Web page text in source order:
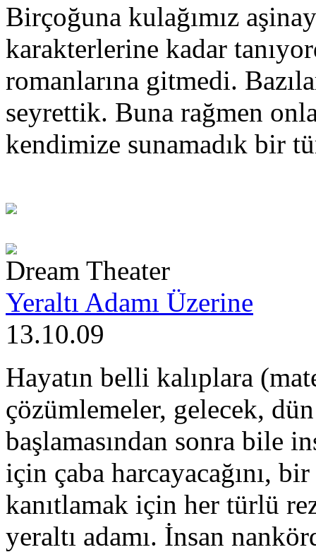
Birçoğuna kulağımız
karakterlerine kadar
romanlarına gitmedi.
seyrettik. Buna rağmen
kendimize sunamadık bir
Dream Theater
Yeraltı Adamı Üzerine
13.10.09
Hayatın belli kalıplara
çözümlemeler, gelecek,
başlamasından sonra bile
için çaba harcayacağını,
kanıtlamak için her türlü
yeraltı adamı. İnsan